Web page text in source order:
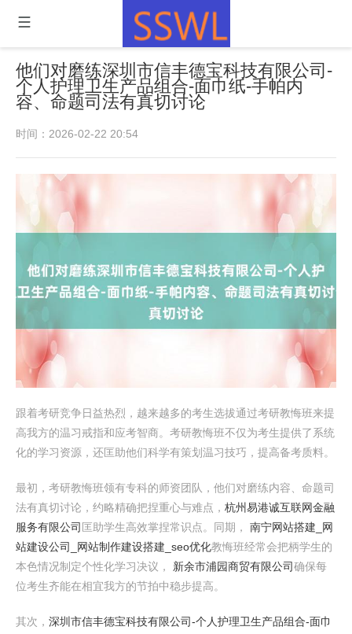
他们对磨练深圳市信丰德宝科技有限公司-
个人护理卫生产品组合-面巾纸-手帕内
容、命题司法有真切讨论
时间：2026-02-22 20:54
跟着考研竞争日益热烈，越来越多的考生选拔通过考研教悔班来提
高我方的温习戒指和应考智商。考研教悔班不仅为考生提供了系统
化的学习资源，还匡助他们科学有策划温习技巧，提高备考质料。
最初，考研教悔班领有专科的师资团队，他们对磨练内容、命题司
法有真切讨论，约略精确把捏重心与难点， 杭州易港诚互联网金融
服务有限公司 匡助学生高效掌捏常识点。同期， 南宁网站搭建_网
站建设公司_网站制作建设搭建_seo优化教悔班经常会把柄学生的
本色情况制定个性化学习决议， 新余市浦园商贸有限公司确保每
位考生齐能在相宜我方的节拍中稳步提高。
其次， 深圳市信丰德宝科技有限公司-个人护理卫生产品组合-面巾